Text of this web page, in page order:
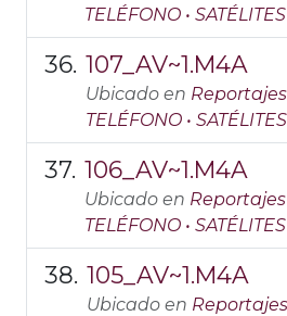
TELÉFONO •
107_AV~1.M4A
Ubicado en
TELÉFONO •
106_AV~1.M4A
Ubicado en
TELÉFONO •
105_AV~1.M4A
Ubicado en